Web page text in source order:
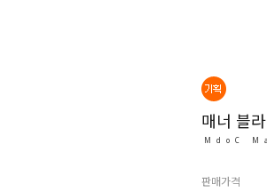
매너 블
MdoC
판매가격